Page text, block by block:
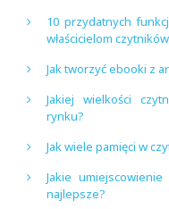
10 przydatnych
właścicielom
Jak tworzyć ebooki z
Jakiej wielkości
rynku?
Jak wiele pamięci w
Jakie
najlepsze?